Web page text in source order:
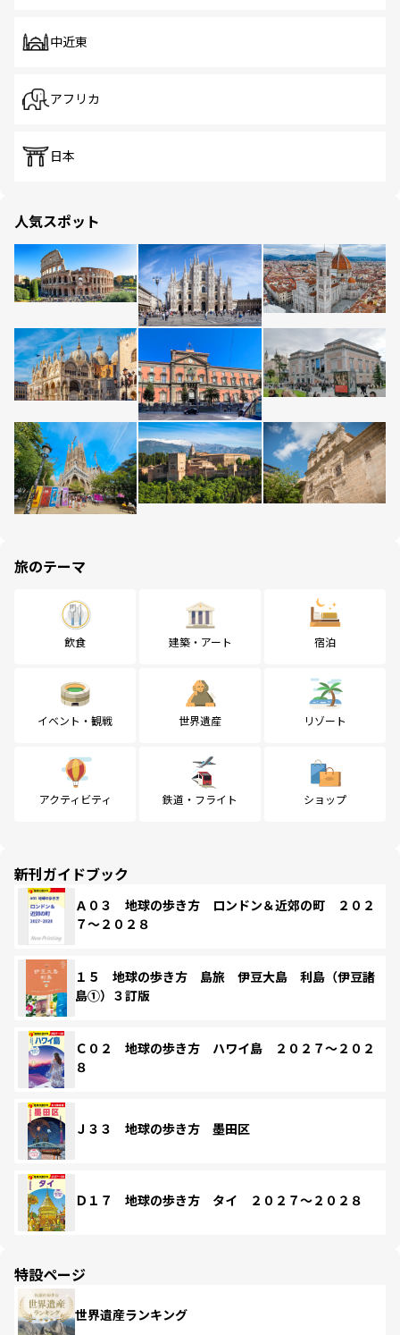
中近東
アフリカ
日本
人気スポット
旅のテーマ
飲食 建築・アート 宿泊
イベント・観戦 世界遺産 リゾート
アクティビティ 鉄道・フライト ショップ
新刊ガイドブック
Ａ０３ 地球の歩き方 ロンドン＆近郊の町 ２０２
７～２０２８
１５ 地球の歩き方 島旅 伊豆大島 利島（伊豆諸
島①）３訂版
Ｃ０２ 地球の歩き方 ハワイ島 ２０２７～２０２
８
Ｊ３３ 地球の歩き方 墨田区
Ｄ１７ 地球の歩き方 タイ ２０２７～２０２８
特設ページ
世界遺産ランキング